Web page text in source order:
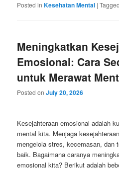
Posted in Kesehatan Mental |Tagged
Meningkatkan
Emosional: Cara
untuk Merawat
Posted onJuly 20, 2026
Kesejahteraan emosional adalah
mental kita. Menjaga
mengelola stres, kecemasan, dan
baik. Bagaimana caranya
emosional kita? Berikut adalah